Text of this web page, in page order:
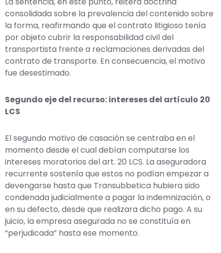
consolidada sobre la prevalencia del contenido sobre
la forma, reafirmando que el contrato litigioso tenía
por objeto cubrir la responsabilidad civil del
transportista frente a reclamaciones derivadas del
contrato de transporte. En consecuencia, el motivo
fue desestimado.
Segundo eje del recurso: intereses del artículo 20
LCS
El segundo motivo de casación se centraba en el
momento desde el cual debían computarse los
intereses moratorios del art. 20 LCS. La aseguradora
recurrente sostenía que estos no podían empezar a
devengarse hasta que Transubbetica hubiera sido
condenada judicialmente a pagar la indemnización, o
en su defecto, desde que realizara dicho pago. A su
juicio, la empresa asegurada no se constituía en
“perjudicada” hasta ese momento.